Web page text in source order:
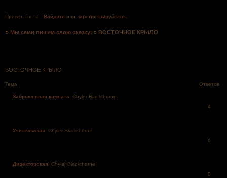
Привет, Гость! Войдите илизарегистрируйтесь.
» Мы сами пишем свою сказку; » ВОСТОЧНОЕ КРЫЛО
ВОСТОЧНОЕ КРЫЛО
Тема Ответов
Заброшенная комната Chyler Blackthorne
4
Учительская
Chyler Blackthorne
0
Директорская
Chyler Blackthorne
0